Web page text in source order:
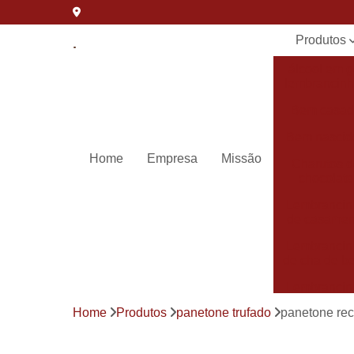
Home Empresa Missão
Produtos
Home Produtos panetone trufado panetone